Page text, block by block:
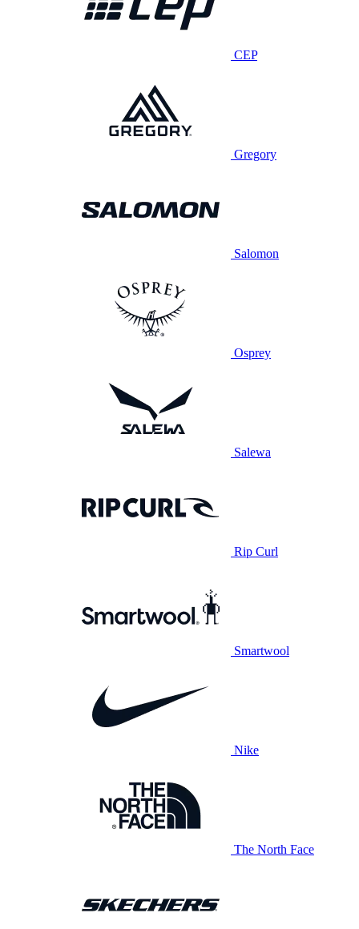
CEP
Gregory
Salomon
Osprey
Salewa
Rip Curl
Smartwool
Nike
The North Face